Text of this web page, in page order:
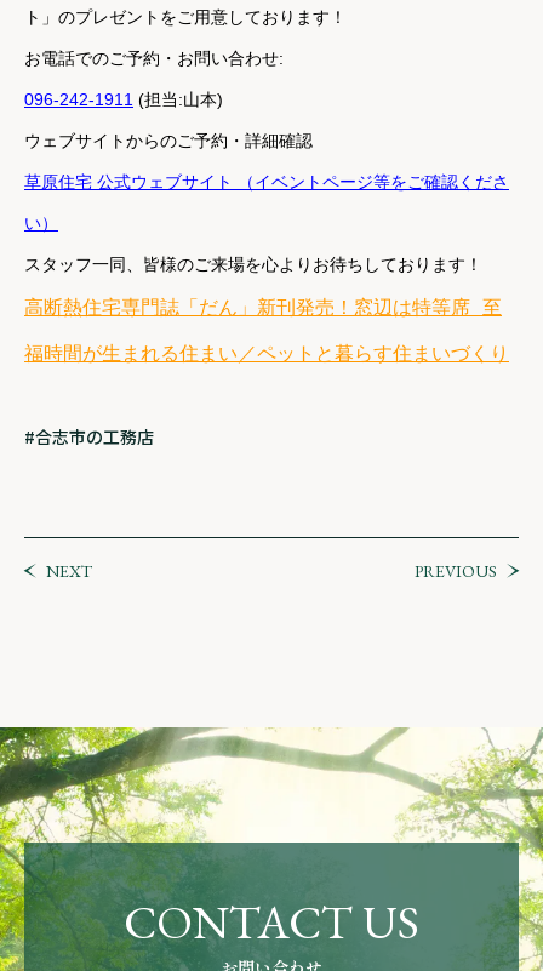
ト」のプレゼントをご用意しております！
お電話でのご予約・お問い合わせ:
096-242-1911 (担当:山本)
ウェブサイトからのご予約・詳細確認
草原住宅 公式ウェブサイト （イベントページ等をご確認くださ
い）
スタッフ一同、皆様のご来場を心よりお待ちしております！
高断熱住宅専門誌「だん」新刊発売！窓辺は特等席 至
福時間が生まれる住まい／ペットと暮らす住まいづくり
合志市の工務店
NEXT PREVIOUS
CONTACT US